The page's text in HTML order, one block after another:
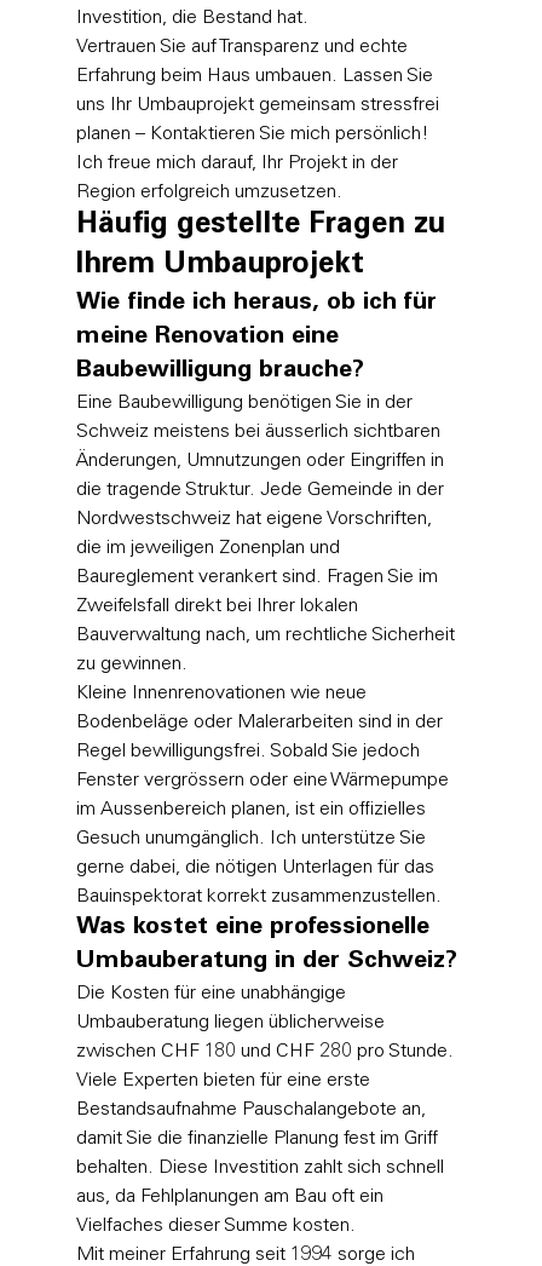
Investition, die Bestand hat.
Vertrauen Sie auf Transparenz und echte
Erfahrung beim Haus umbauen. Lassen Sie
uns Ihr Umbauprojekt gemeinsam stressfrei
planen – Kontaktieren Sie mich persönlich!
Ich freue mich darauf, Ihr Projekt in der
Region erfolgreich umzusetzen.
Häufig gestellte Fragen zu
Ihrem Umbauprojekt
Wie finde ich heraus, ob ich für
meine Renovation eine
Baubewilligung brauche?
Eine Baubewilligung benötigen Sie in der
Schweiz meistens bei äusserlich sichtbaren
Änderungen, Umnutzungen oder Eingriffen in
die tragende Struktur. Jede Gemeinde in der
Nordwestschweiz hat eigene Vorschriften,
die im jeweiligen Zonenplan und
Baureglement verankert sind. Fragen Sie im
Zweifelsfall direkt bei Ihrer lokalen
Bauverwaltung nach, um rechtliche Sicherheit
zu gewinnen.
Kleine Innenrenovationen wie neue
Bodenbeläge oder Malerarbeiten sind in der
Regel bewilligungsfrei. Sobald Sie jedoch
Fenster vergrössern oder eine Wärmepumpe
im Aussenbereich planen, ist ein offizielles
Gesuch unumgänglich. Ich unterstütze Sie
gerne dabei, die nötigen Unterlagen für das
Bauinspektorat korrekt zusammenzustellen.
Was kostet eine professionelle
Umbauberatung in der Schweiz?
Die Kosten für eine unabhängige
Umbauberatung liegen üblicherweise
zwischen CHF 180 und CHF 280 pro Stunde.
Viele Experten bieten für eine erste
Bestandsaufnahme Pauschalangebote an,
damit Sie die finanzielle Planung fest im Griff
behalten. Diese Investition zahlt sich schnell
aus, da Fehlplanungen am Bau oft ein
Vielfaches dieser Summe kosten.
Mit meiner Erfahrung seit 1994 sorge ich